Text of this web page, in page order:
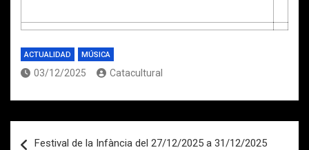
ACTUALIDAD MÚSICA
03/12/2025 Catacultural
Festival de la Infància del 27/12/2025 a 31/12/2025